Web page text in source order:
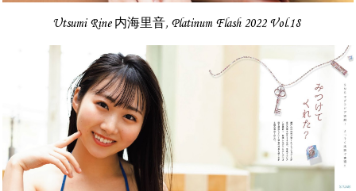
Utsumi Rine 内海里音, Platinum Flash 2022 Vol.18